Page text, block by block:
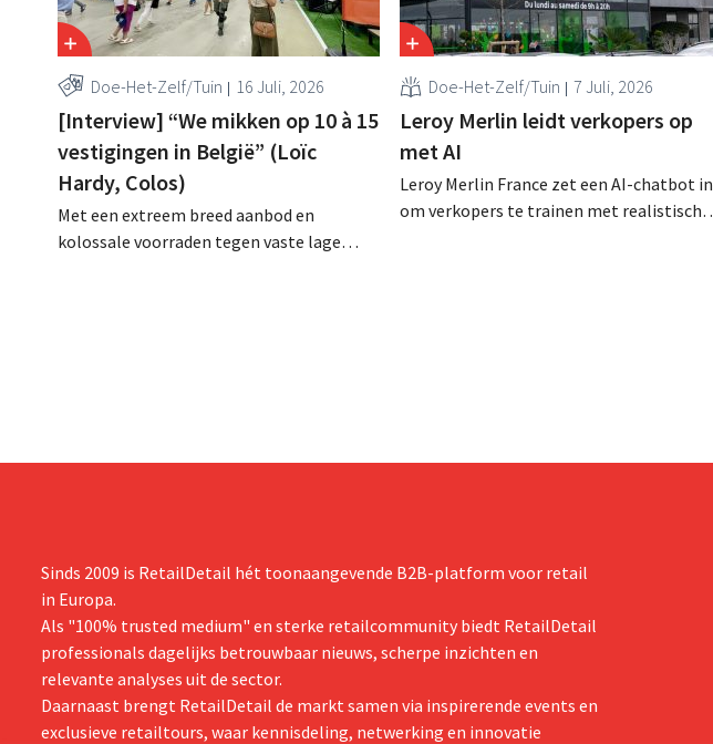
Doe-Het-Zelf/Tuin 16 Juli, 2026
[Interview] “We mikken op 10 à 15
vestigingen in België” (Loïc
Hardy, Colos)
Met een extreem breed aanbod en
kolossale voorraden tegen vaste lage
Doe-Het-Zelf/Tuin 7 Juli, 2026
Leroy Merlin leidt verkopers op
met AI
Leroy Merlin France zet een AI-chatbot in
om verkopers te trainen met realistische
Sinds 2009 is RetailDetail hét toonaangevende B2B-platform voor retail
in Europa.
Als "100% trusted medium" en sterke retailcommunity biedt RetailDetail
professionals dagelijks betrouwbaar nieuws, scherpe inzichten en
relevante analyses uit de sector.
Daarnaast brengt RetailDetail de markt samen via inspirerende events en
exclusieve retailtours, waar kennisdeling, netwerking en innovatie